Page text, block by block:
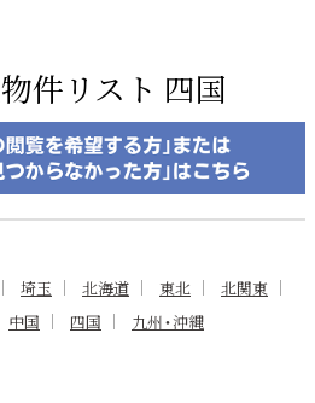
件リスト 四国
埼玉 北海道 東北
北関東
中国 四国 九州・沖縄